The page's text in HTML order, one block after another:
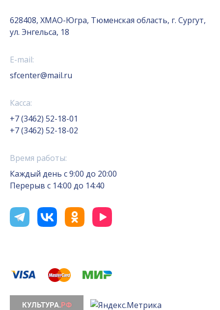
628408, ХМАО-Югра, Тюменская область, г. Сургут,
ул. Энгельса, 18
E-mail:
sfcenter@mail.ru
Касса:
+7 (3462) 52-18-01
+7 (3462) 52-18-02
Время работы:
Каждый день с 9:00 до 20:00
Перерыв с 14:00 до 14:40